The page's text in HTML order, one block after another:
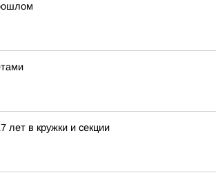
лет в кружки и секции